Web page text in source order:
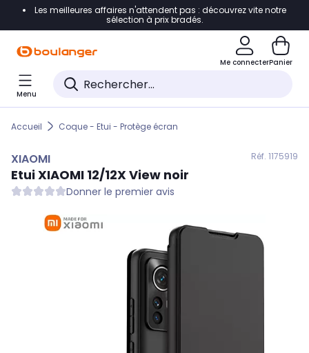
Accéder directement à la navigation
Accéder directement au pied de page
Accéder directement au chatbot
Les meilleures affaires n'attendent pas : découvrez vite notre
sélection à prix bradés.
Me connecterPanier
Menu
Accueil Coque - Etui - Protège écran
XIAOMI Réf. 1175919
EtuiXIAOMI 12/12X View noir
Donner le premier avis